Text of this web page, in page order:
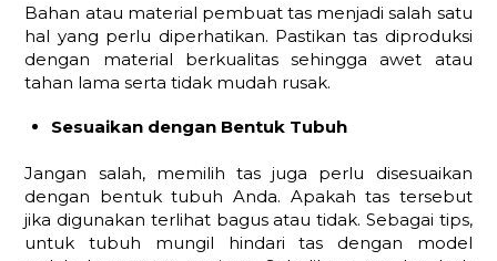
Bahan atau material pembuat tas menjadi salah satu
hal yang perlu diperhatikan. Pastikan tas diproduksi
dengan material berkualitas sehingga awet atau
tahan lama serta tidak mudah rusak.
Sesuaikan dengan Bentuk Tubuh
Jangan salah, memilih tas juga perlu disesuaikan
dengan bentuk tubuh Anda. Apakah tas tersebut
jika digunakan terlihat bagus atau tidak. Sebagai tips,
untuk tubuh mungil hindari tas dengan model